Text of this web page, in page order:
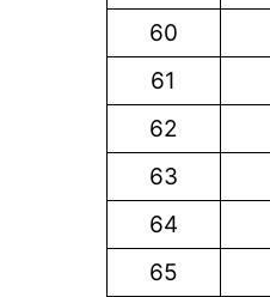
60
61
62
63
64
65